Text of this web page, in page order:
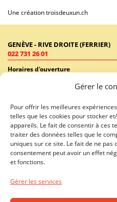
Gérer le
Pour offrir les meilleures
telles que les cookies pour stocker
appareils. Le fait de consentir à ces
traiter des données telles que le
uniques sur ce site. Le fait de ne
consentement peut avoir un effet
et fonctions.
Gérer les services
Une créationtroisdeuxun.ch
GENÈVE - RIVE DROITE (FERRIER)
022 731 26 01
Horaires d'ouverture
GENÈVE - RIVE GAUCHE (RHÔNE)
022 731 26 46
Horaires d'ouverture
Lundi - Vendredi: 10:00-19:00 /
LAUSANNE - CENTRE VILLE
Horaires d'ouverture
Lundi - Vendredi: 10:00-19:00 /